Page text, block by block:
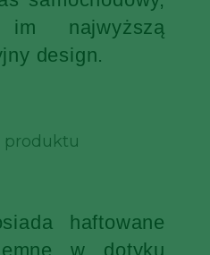
najwyższą
design.
haftowane
w dotyku